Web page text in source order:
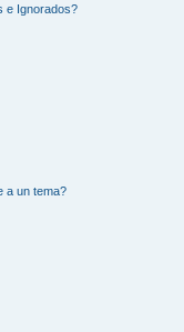
e Ignorados?
a un tema?